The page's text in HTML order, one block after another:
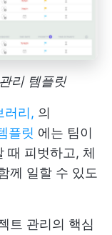
리 템플릿
러리, 의
플릿 에는 팀이
때 피벗하고, 체
께 일할 수 있도
트 관리의 핵심